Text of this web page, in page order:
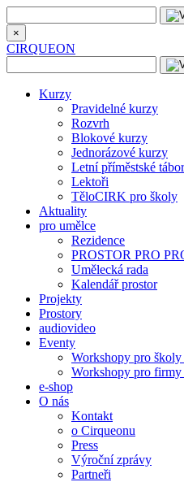
×
CIRQUEON
Kurzy
Pravidelné kurzy
Rozvrh
Blokové kurzy
Jednorázové kurzy
Letní příměstské
Lektoři
TěloCIRK pro školy
Aktuality
pro umělce
Rezidence
PROSTOR PRO
Umělecká rada
Kalendář prostor
Projekty
Prostory
audiovideo
Eventy
Workshopy pro
Workshopy pro firmy
e-shop
O nás
Kontakt
o Cirqueonu
Press
Výroční zprávy
Partneři